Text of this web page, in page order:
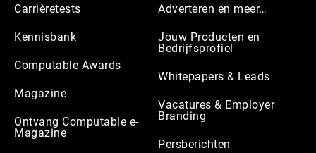
Carrièretests
Kennisbank
Computable Awards
Magazine
Ontvang Computable e-
Magazine
Adverteren en meer…
Jouw Producten en
Bedrijfsprofiel
Whitepapers & Leads
Vacatures & Employer
Branding
Persberichten